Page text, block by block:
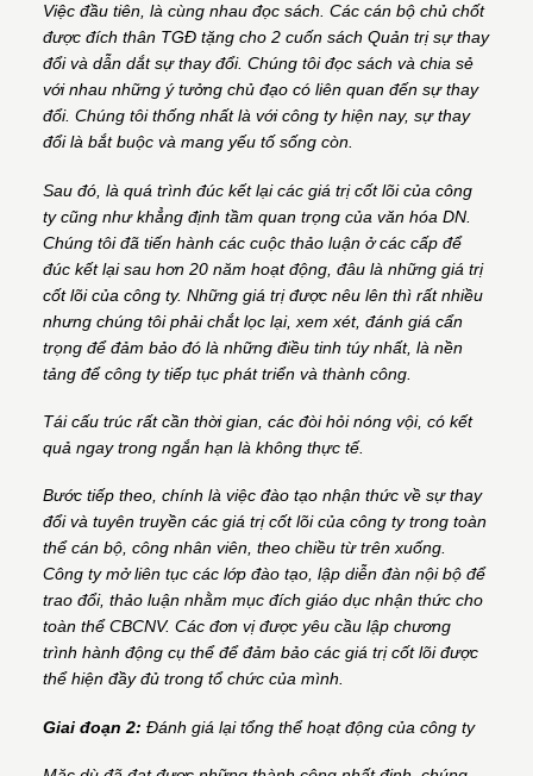
Việc đầu tiên, là cùng nhau đọc sách. Các cán bộ chủ chốt
được đích thân TGĐ tặng cho 2 cuốn sách Quản trị sự thay
đổi và dẫn dắt sự thay đổi. Chúng tôi đọc sách và chia sẻ
với nhau những ý tưởng chủ đạo có liên quan đến sự thay
đổi. Chúng tôi thống nhất là với công ty hiện nay, sự thay
đổi là bắt buộc và mang yếu tố sống còn.
Sau đó, là quá trình đúc kết lại các giá trị cốt lõi của công
ty cũng như khẳng định tầm quan trọng của văn hóa DN.
Chúng tôi đã tiến hành các cuộc thảo luận ở các cấp để
đúc kết lại sau hơn 20 năm hoạt động, đâu là những giá trị
cốt lõi của công ty. Những giá trị được nêu lên thì rất nhiều
nhưng chúng tôi phải chắt lọc lại, xem xét, đánh giá cẩn
trọng để đảm bảo đó là những điều tinh túy nhất, là nền
tảng để công ty tiếp tục phát triển và thành công.
Tái cấu trúc rất cần thời gian, các đòi hỏi nóng vội, có kết
quả ngay trong ngắn hạn là không thực tế.
Bước tiếp theo, chính là việc đào tạo nhận thức về sự thay
đổi và tuyên truyền các giá trị cốt lõi của công ty trong toàn
thể cán bộ, công nhân viên, theo chiều từ trên xuống.
Công ty mở liên tục các lớp đào tạo, lập diễn đàn nội bộ để
trao đổi, thảo luận nhằm mục đích giáo dục nhận thức cho
toàn thể CBCNV. Các đơn vị được yêu cầu lập chương
trình hành động cụ thể để đảm bảo các giá trị cốt lõi được
thể hiện đầy đủ trong tổ chức của mình.
Giai đoạn 2: Đánh giá lại tổng thể hoạt động của công ty